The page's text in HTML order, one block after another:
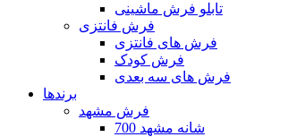
تابلو فرش ماشینی
فرش فانتزی
فرش های فانتزی
فرش کودک
فرش های سه بعدی
برندها
فرش مشهد
700 شانه مشهد